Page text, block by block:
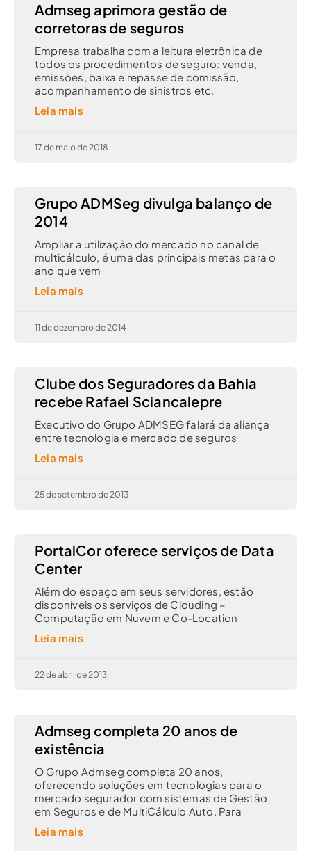
Admseg aprimora gestão de
corretoras de seguros
Empresa trabalha com a leitura eletrônica de
todos os procedimentos de seguro: venda,
emissões, baixa e repasse de comissão,
acompanhamento de sinistros etc.
Leia mais
17 de maio de 2018
Grupo ADMSeg divulga balanço de
2014
Ampliar a utilização do mercado no canal de
multicálculo, é uma das principais metas para o
ano que vem
Leia mais
11 de dezembro de 2014
Clube dos Seguradores da Bahia
recebe Rafael Sciancalepre
Executivo do Grupo ADMSEG falará da aliança
entre tecnologia e mercado de seguros
Leia mais
25 de setembro de 2013
PortalCor oferece serviços de Data
Center
Além do espaço em seus servidores, estão
disponíveis os serviços de Clouding –
Computação em Nuvem e Co-Location
Leia mais
22 de abril de 2013
Admseg completa 20 anos de
existência
O Grupo Admseg completa 20 anos,
oferecendo soluções em tecnologias para o
mercado segurador com sistemas de Gestão
em Seguros e de MultiCálculo Auto. Para
Leia mais